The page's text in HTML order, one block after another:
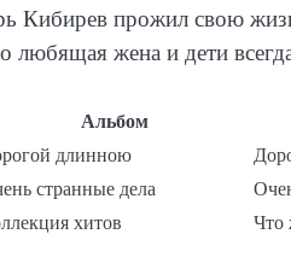
Кибирев прожил свою
любящая жена и дети
Альбом
длинною
странные дела
хитов Что